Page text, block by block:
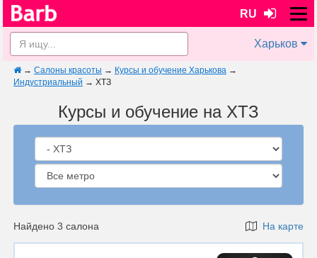
RU
Харьков
→ Салоны красоты → Курсы и обучение Харькова →
Индустриальный → ХТЗ
Курсы и обучение на ХТЗ
Найдено 3 салона На карте